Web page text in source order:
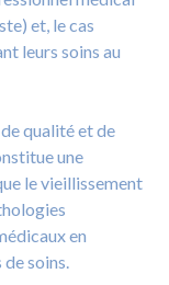
et, le cas
leurs soins au
qualité et de
une
le vieillissement
en
soins.